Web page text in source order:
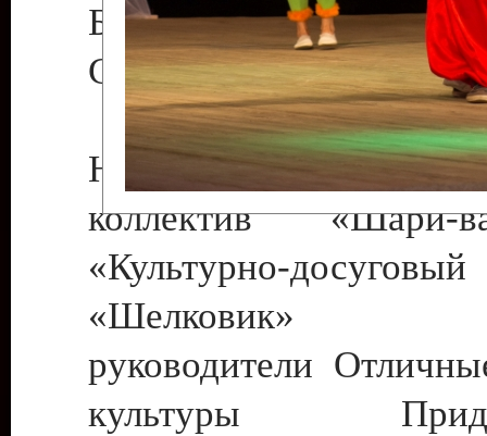
Бендеры ,
Светлана Георгиевна
Народный цирковой
коллектив
«Культурно-
«Шелковик»
руководители
культуры